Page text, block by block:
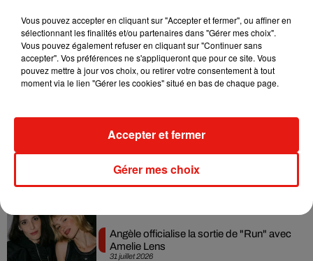
31 juillet 2026
Swedish House Mafia et Lykke Li
dévoilent « Happiness Is So Sad »
David Guetta et Carl Cox signent un B2B
historique à Ibiza
31 juillet 2026
Angèle officialise la sortie de "Run" avec
Amelie Lens
Vous pouvez accepter en cliquant sur "Accepter et fermer", ou affiner en
sélectionnant les finalités et/ou partenaires dans "Gérer mes choix".
Vous pouvez également refuser en cliquant sur "Continuer sans
accepter". Vos préférences ne s'appliqueront que pour ce site. Vous
pouvez mettre à jour vos choix, ou retirer votre consentement à tout
moment via le lien "Gérer les cookies" situé en bas de chaque page.
Gérer mes choix
Accepter et fermer